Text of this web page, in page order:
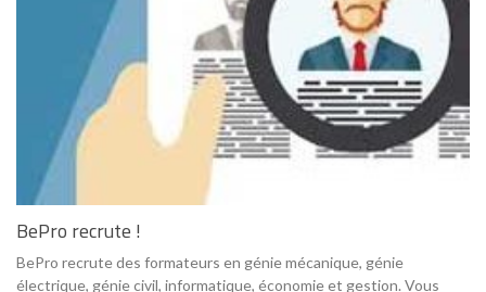
BePro recrute !
BePro recrute des formateurs en génie mécanique, génie
électrique, génie civil, informatique, économie et gestion. Vous